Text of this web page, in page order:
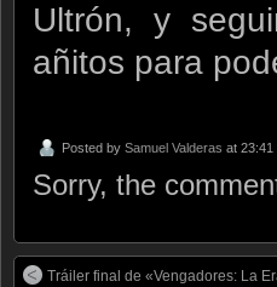
Ultrón, y
añitos para
Posted by Samuel Valderas at 23:41
Sorry, the
Tráiler final de «Vengadores: La